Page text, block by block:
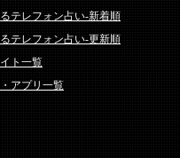
テレフォン占い-新着順
テレフォン占い-更新順
ト一覧
アプリ一覧